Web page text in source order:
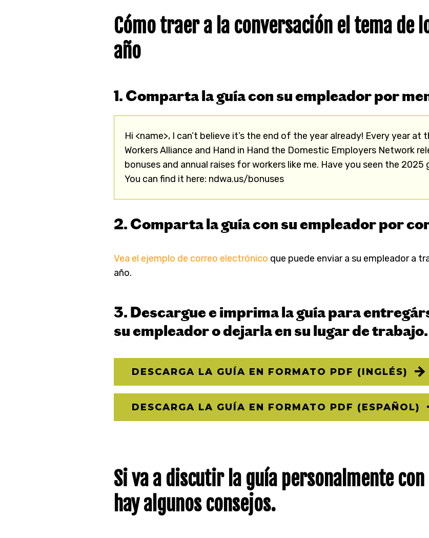
Cómo traer a la conversación el tema de
año
1. Comparta la guía con su empleador por
Hi <name>, I can’t believe it’s the end of the year already! Every year
Workers Alliance and Hand in Hand the Domestic Employers Network
bonuses and annual raises for workers like me. Have you seen the 2025
You can find it here: ndwa.us/bonuses
2. Comparta la guía con su empleador por
Vea el ejemplo de correo electrónico que puede enviar a su empleador a
año.
3. Descargue e imprima la guía para
su empleador o dejarla en su lugar de trabajo.
DESCARGA LA GUÍA EN FORMATO PDF (INGLÉS)
DESCARGA LA GUÍA EN FORMATO PDF (ESPAÑOL)
Si va a discutir la guía personalmente
hay algunos consejos.